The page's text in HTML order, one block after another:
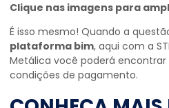
Clique nas imagens para
É isso mesmo! Quando a
plataforma bim, aqui com a
Metálica você poderá
condições de pagamento.